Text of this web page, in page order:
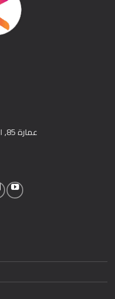
عمارة 85, الحي الرابع, 6 أكتوبر, 12563